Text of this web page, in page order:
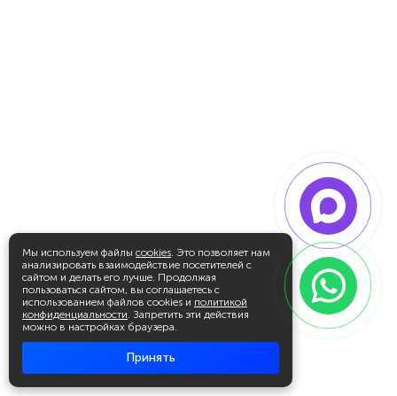
Мы используем файлы cookies. Это позволяет нам
анализировать взаимодействие посетителей с
сайтом и делать его лучше. Продолжая
пользоваться сайтом, вы соглашаетесь с
использованием файлов cookies и политикой
конфиденциальности. Запретить эти действия
можно в настройках браузера.
Принять